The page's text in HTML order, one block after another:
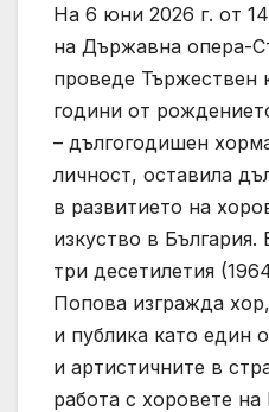
На 6 юни 2026 г. от
на Държавна опера-
проведе Тържествен
години от
– дългогодишен
личност, оставила
в развитието на
изкуство в
три десетилетия
Попова изгражда
и публика като един
и артистичните в
работа с хоровете